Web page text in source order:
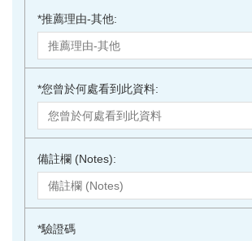
*推薦理由-其他:
*您曾於何處看到此資料:
備註欄 (Notes):
*驗證碼